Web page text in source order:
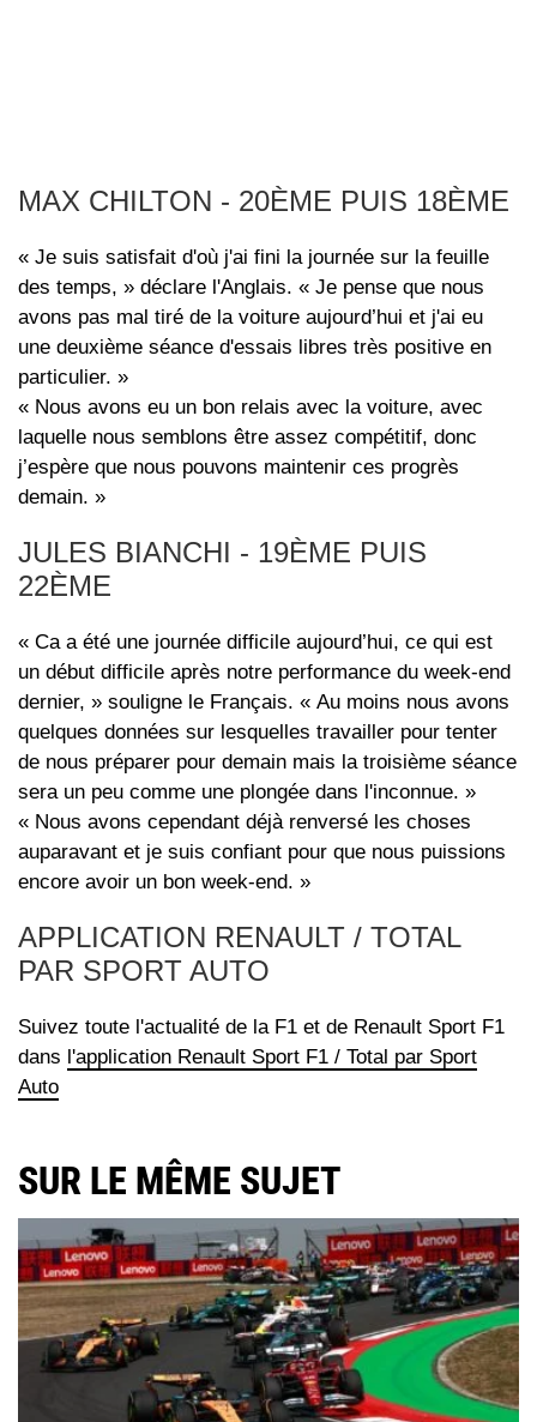
MAX CHILTON - 20ÈME PUIS 18ÈME
« Je suis satisfait d'où j'ai fini la journée sur la feuille
des temps, » déclare l'Anglais. « Je pense que nous
avons pas mal tiré de la voiture aujourd’hui et j'ai eu
une deuxième séance d'essais libres très positive en
particulier. »
« Nous avons eu un bon relais avec la voiture, avec
laquelle nous semblons être assez compétitif, donc
j’espère que nous pouvons maintenir ces progrès
demain. »
JULES BIANCHI - 19ÈME PUIS
22ÈME
« Ca a été une journée difficile aujourd’hui, ce qui est
un début difficile après notre performance du week-end
dernier, » souligne le Français. « Au moins nous avons
quelques données sur lesquelles travailler pour tenter
de nous préparer pour demain mais la troisième séance
sera un peu comme une plongée dans l'inconnue. »
« Nous avons cependant déjà renversé les choses
auparavant et je suis confiant pour que nous puissions
encore avoir un bon week-end. »
APPLICATION RENAULT / TOTAL
PAR SPORT AUTO
Suivez toute l'actualité de la F1 et de Renault Sport F1
dans l'application Renault Sport F1 / Total par Sport
Auto
SUR LE MÊME SUJET